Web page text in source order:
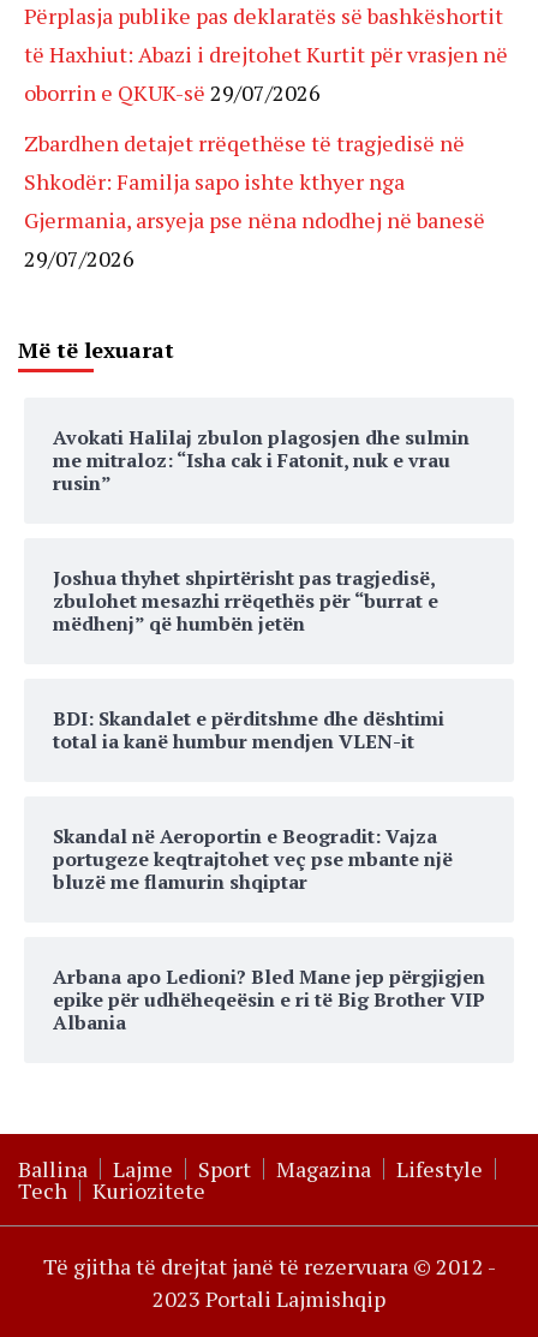
Përplasja publike pas deklaratës së bashkëshortit
të Haxhiut: Abazi i drejtohet Kurtit për vrasjen në
oborrin e QKUK-së 29/07/2026
Zbardhen detajet rrëqethëse të tragjedisë në
Shkodër: Familja sapo ishte kthyer nga
Gjermania, arsyeja pse nëna ndodhej në banesë
29/07/2026
Më të lexuarat
Avokati Halilaj zbulon plagosjen dhe sulmin
me mitraloz: “Isha cak i Fatonit, nuk e vrau
rusin”
Joshua thyhet shpirtërisht pas tragjedisë,
zbulohet mesazhi rrëqethës për “burrat e
mëdhenj” që humbën jetën
BDI: Skandalet e përditshme dhe dështimi
total ia kanë humbur mendjen VLEN-it
Skandal në Aeroportin e Beogradit: Vajza
portugeze keqtrajtohet veç pse mbante një
bluzë me flamurin shqiptar
Arbana apo Ledioni? Bled Mane jep përgjigjen
epike për udhëheqeësin e ri të Big Brother VIP
Albania
Ballina Lajme Sport Magazina Lifestyle
Tech Kuriozitete
Të gjitha të drejtat janë të rezervuara © 2012 -
2023 Portali Lajmishqip